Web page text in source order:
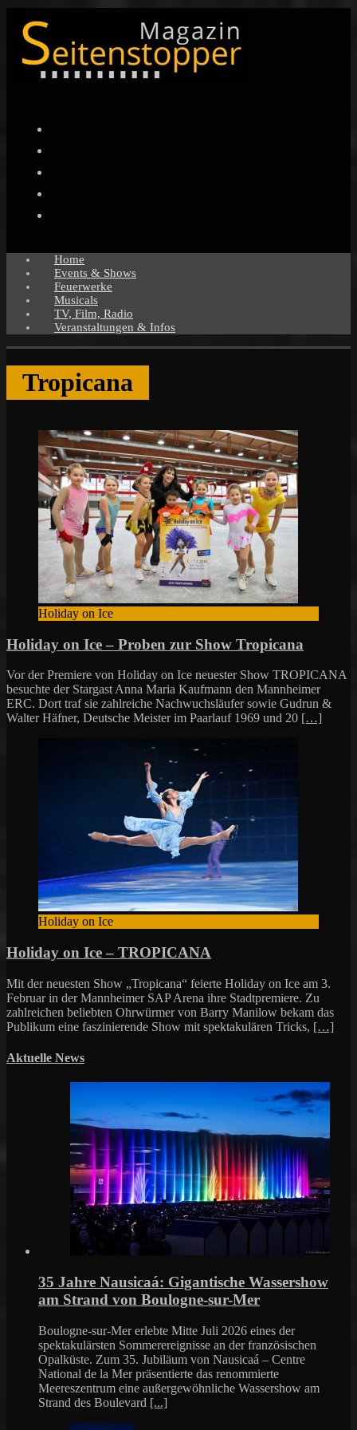
Home
Events & Shows
Feuerwerke
Musicals
TV, Film, Radio
Veranstaltungen & Infos
Tropicana
Holiday on Ice
Holiday on Ice – Proben zur Show Tropicana
Vor der Premiere von Holiday on Ice neuester Show TROPICANA
besuchte der Stargast Anna Maria Kaufmann den Mannheimer
ERC. Dort traf sie zahlreiche Nachwuchsläufer sowie Gudrun &
Walter Häfner, Deutsche Meister im Paarlauf 1969 und 20 […]
Holiday on Ice
Holiday on Ice – TROPICANA
Mit der neuesten Show „Tropicana“ feierte Holiday on Ice am 3.
Februar in der Mannheimer SAP Arena ihre Stadtpremiere. Zu
zahlreichen beliebten Ohrwürmer von Barry Manilow bekam das
Publikum eine faszinierende Show mit spektakulären Tricks, […]
Aktuelle News
35 Jahre Nausicaá: Gigantische Wassershow
am Strand von Boulogne-sur-Mer
Boulogne-sur-Mer erlebte Mitte Juli 2026 eines der
spektakulärsten Sommerereignisse an der französischen
Opalküste. Zum 35. Jubiläum von Nausicaá – Centre
National de la Mer präsentierte das renommierte
Meereszentrum eine außergewöhnliche Wassershow am
Strand des Boulevard [...]